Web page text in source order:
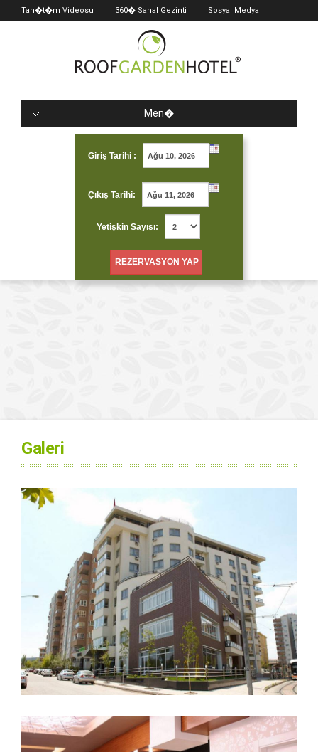
Tan�t�m Videosu 360� Sanal Gezinti Sosyal Medya
Men�
Giriş Tarihi :
Çıkış Tarihi:
Yetişkin Sayısı:
Galeri